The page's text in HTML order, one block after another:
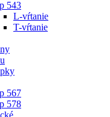
543
L-vŕtanie
T-vŕtanie
567
578